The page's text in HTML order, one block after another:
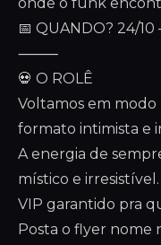
📅 QUANDO? 24/
⸻
💀 O ROLÊ
Voltamos em modo
formato intimista e
A energia de
místico e irresistível.
VIP garantido pra
Posta o flyer nome